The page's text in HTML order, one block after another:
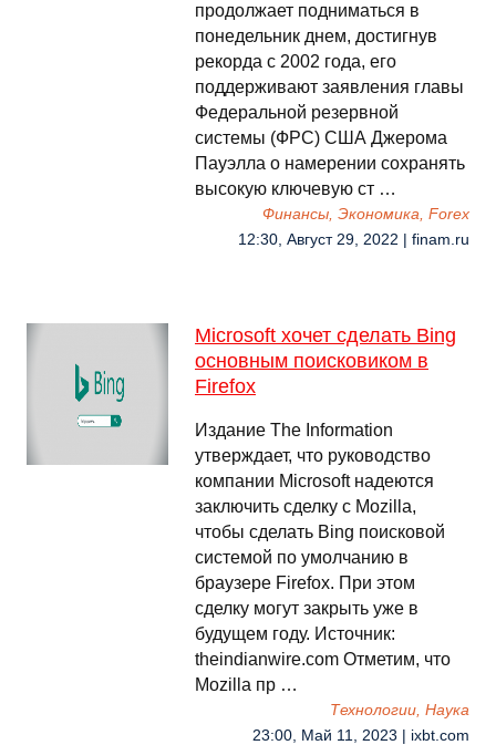
продолжает подниматься в
понедельник днем, достигнув
рекорда с 2002 года, его
поддерживают заявления главы
Федеральной резервной
системы (ФРС) США Джерома
Пауэлла о намерении сохранять
высокую ключевую ст …
Финансы, Экономика, Forex
12:30, Август 29, 2022 | finam.ru
Microsoft хочет сделать Bing
основным поисковиком в
Firefox
Издание The Information
утверждает, что руководство
компании Microsoft надеются
заключить сделку с Mozilla,
чтобы сделать Bing поисковой
системой по умолчанию в
браузере Firefox. При этом
сделку могут закрыть уже в
будущем году. Источник:
theindianwire.com Отметим, что
Mozilla пр …
Технологии, Наука
23:00, Май 11, 2023 | ixbt.com